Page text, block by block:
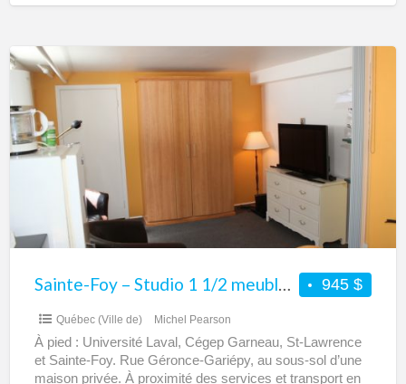
Sainte-
Foy
–
Studio
1
tout
inclus
945 $
Sainte-Foy – Studio 1 1/2 meublé tout inclus à louer
Québec (Ville de) Michel Pearson
À pied : Université Laval, Cégep Garneau, St-Lawrence
et Sainte-Foy. Rue Géronce-Gariépy, au sous-sol d’une
maison privée. À proximité des services et transport en